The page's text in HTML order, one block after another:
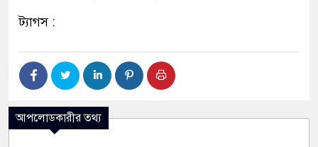
ট্যাগস :
আপলোডকারীর তথ্য